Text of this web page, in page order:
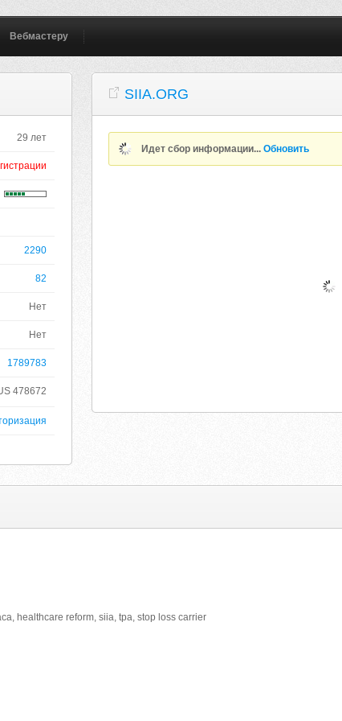
Вебмастеру
29 лет
2290
82
Нет
Нет
1789783
478672
SIIA.ORG
Идет сбор информации...Обновить
healthcare reform, siia, tpa, stop loss carrier